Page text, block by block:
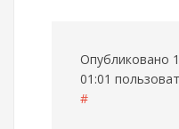
Опубликовано
01:01
#